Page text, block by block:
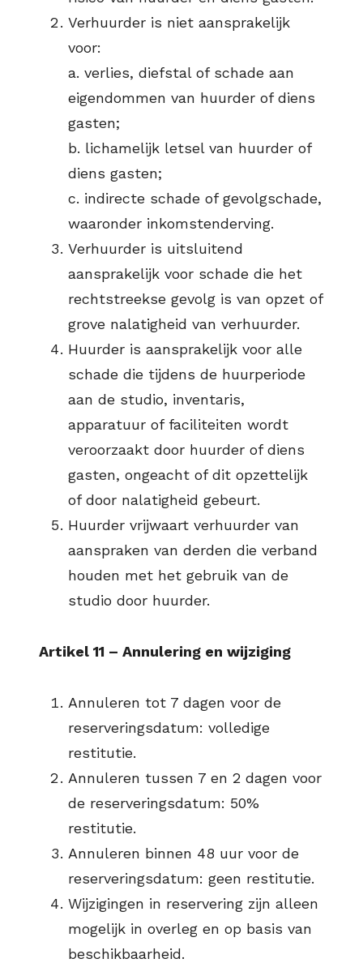
Verhuurder is niet aansprakelijk
voor:
a. verlies, diefstal of schade aan
eigendommen van huurder of diens
gasten;
b. lichamelijk letsel van huurder of
diens gasten;
c. indirecte schade of gevolgschade,
waaronder inkomstenderving.
Verhuurder is uitsluitend
aansprakelijk voor schade die het
rechtstreekse gevolg is van opzet of
grove nalatigheid van verhuurder.
Huurder is aansprakelijk voor alle
schade die tijdens de huurperiode
aan de studio, inventaris,
apparatuur of faciliteiten wordt
veroorzaakt door huurder of diens
gasten, ongeacht of dit opzettelijk
of door nalatigheid gebeurt.
Huurder vrijwaart verhuurder van
aanspraken van derden die verband
houden met het gebruik van de
studio door huurder.
Artikel 11 – Annulering en wijziging
Annuleren tot 7 dagen voor de
reserveringsdatum: volledige
restitutie.
Annuleren tussen 7 en 2 dagen voor
de reserveringsdatum: 50%
restitutie.
Annuleren binnen 48 uur voor de
reserveringsdatum: geen restitutie.
Wijzigingen in reservering zijn alleen
mogelijk in overleg en op basis van
beschikbaarheid.